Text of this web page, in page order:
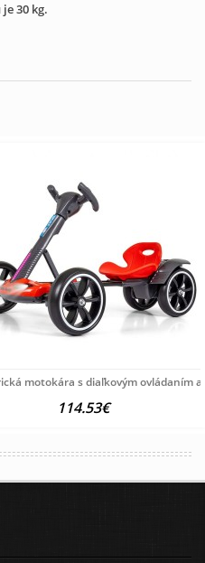
30 kg.
motokára s diaľkovým ovládaním
114.53€